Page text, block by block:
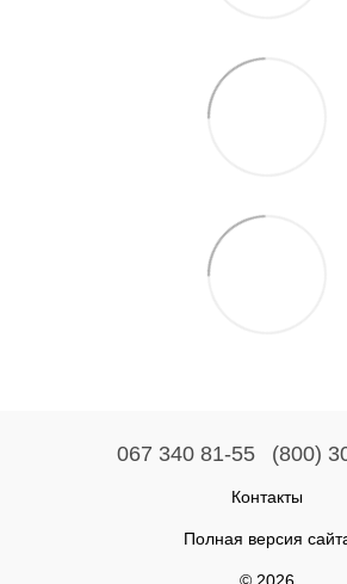
067 340 81-55 (800)
Контакты
Полная версия
© 2026